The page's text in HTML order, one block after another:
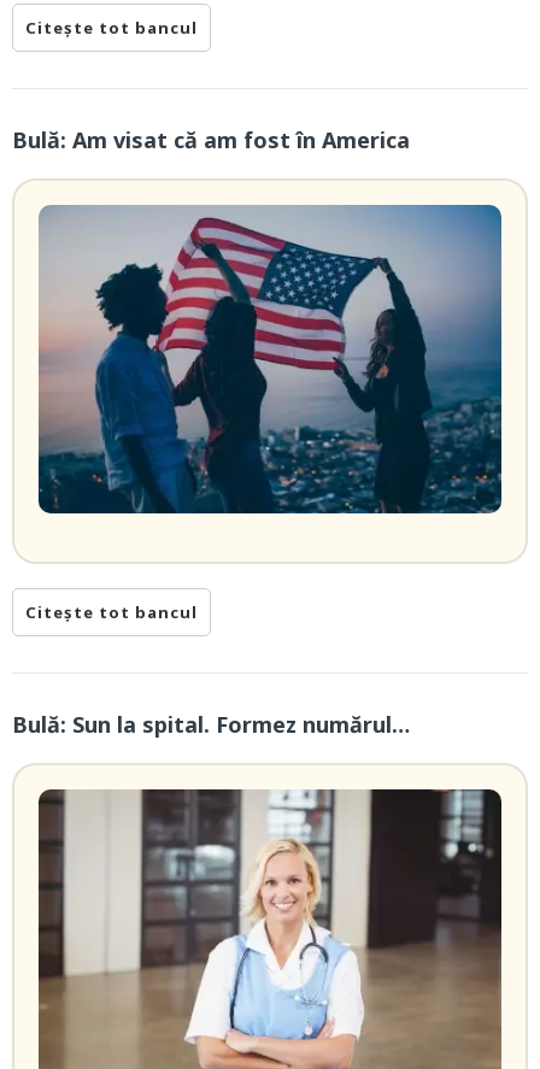
Citește tot bancul
Bulă: Am visat că am fost în America
Citește tot bancul
Bulă: Sun la spital. Formez numărul…